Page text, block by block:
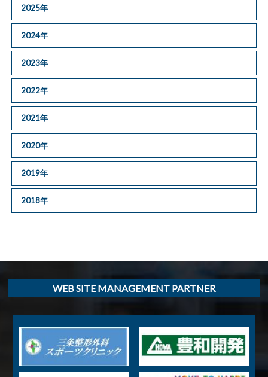
2025年
2024年
2023年
2022年
2021年
2020年
2019年
2018年
WEB SITE MANAGEMENT PARTNER